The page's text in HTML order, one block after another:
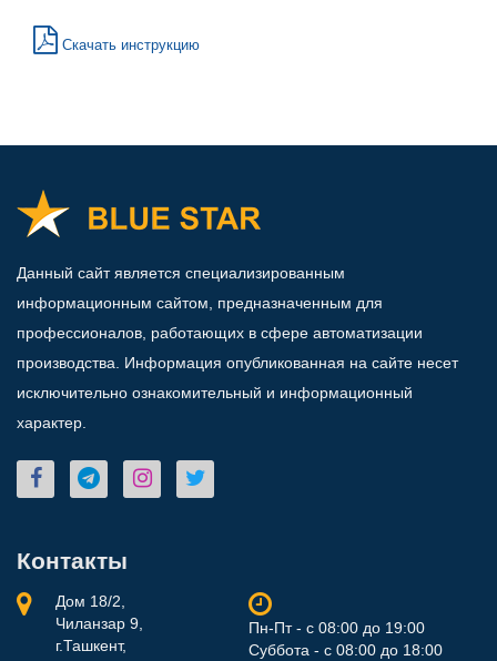
Скачать инструкцию
Данный сайт является специализированным
информационным сайтом, предназначенным для
профессионалов, работающих в сфере автоматизации
производства. Информация опубликованная на сайте несет
исключительно ознакомительный и информационный
характер.
Контакты
Дом 18/2,
Чиланзар 9,
г.Ташкент,
Пн-Пт - с 08:00 до 19:00
Суббота - с 08:00 до 18:00